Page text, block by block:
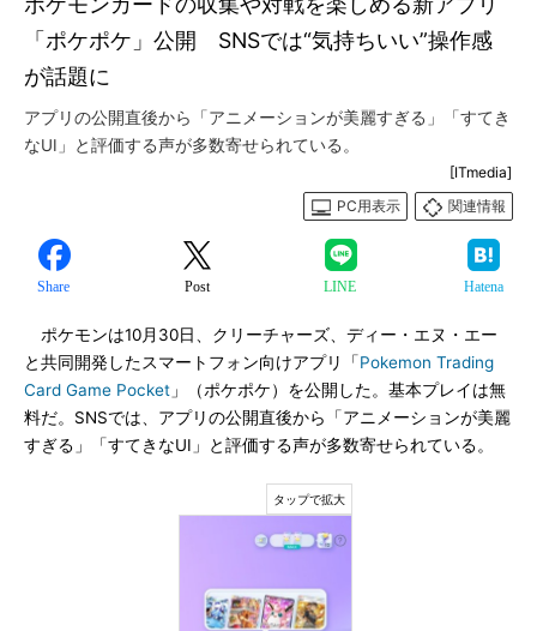
「ポケポケ」公開 SNSでは“気持ちいい”操作感
が話題に
アプリの公開直後から「アニメーションが美麗すぎる」「すてき
なUI」と評価する声が多数寄せられている。
[ITmedia]
PC用表示
関連情報
Share Post LINE Hatena
ポケモンは10月30日、クリーチャーズ、ディー・エヌ・エー
と共同開発したスマートフォン向けアプリ「Pokemon Trading
Card Game Pocket 」（ポケポケ）を公開した。基本プレイは無
料だ。SNSでは、アプリの公開直後から「アニメーションが美麗
すぎる」「すてきなUI」と評価する声が多数寄せられている。